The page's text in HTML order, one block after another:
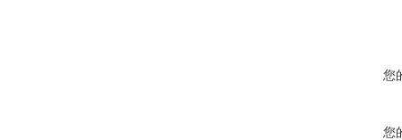
您
您